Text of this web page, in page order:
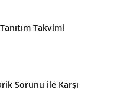
Takvimi
Sorunu ile Karşı